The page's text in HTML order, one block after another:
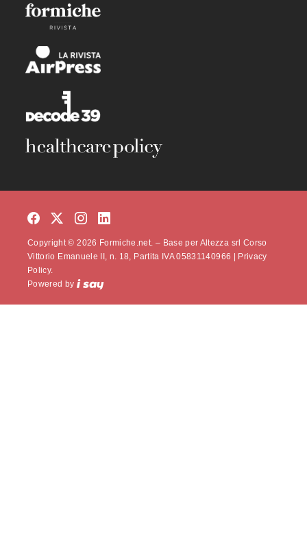
Copyright © 2026 Formiche.net. – Base per Altezza srl Corso
Vittorio Emanuele II, n. 18, Partita IVA 05831140966 |
Privacy
Policy.
Powered by